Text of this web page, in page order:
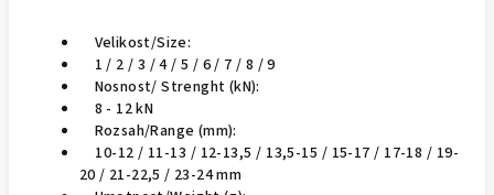
Velikost/Size:
1 / 2 / 3 / 4 / 5 / 6 / 7 / 8 / 9
Nosnost/ Strenght (kN):
8 - 12 kN
Rozsah/Range (mm):
10-12 / 11-13 / 12-13,5 / 13,5-15 / 15-17 / 17-18 / 19-
20 / 21-22,5 / 23-24 mm